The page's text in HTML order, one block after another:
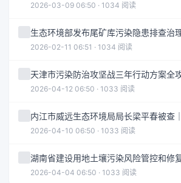
2026-03-09 06:50 · 1034 阅读
生态环境部发布尾矿库污染隐患排查治
2026-02-11 06:51 · 1034 阅读
天津市污染防治攻坚战三年行动方案全
2026-04-12 06:50 · 1033 阅读
内江市威远生态环境局局长梁平春被查
2026-04-10 06:50 · 1033 阅读
湖南省建设用地土壤污染风险管控和修
2026-04-04 06:50 · 1033 阅读